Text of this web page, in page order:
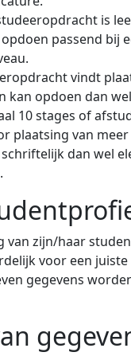
is
passend bij
vindt
opdoen dan
10 stages of
plaatsing van
dan wel
zijn/haar
voor een juiste
gegevens